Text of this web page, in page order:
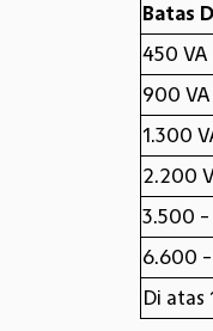
Batas
450 VA
900 VA
1.300
2.200
3.500 -
6.600
Di atas